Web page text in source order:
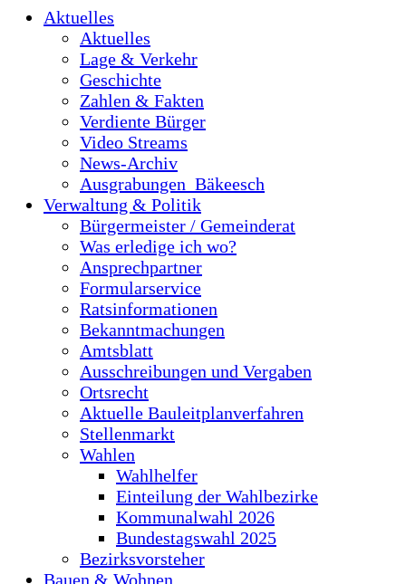
Aktuelles
Aktuelles
Lage & Verkehr
Geschichte
Zahlen & Fakten
Verdiente Bürger
Video Streams
News-Archiv
Ausgrabungen_Bäkeesch
Verwaltung & Politik
Bürgermeister / Gemeinderat
Was erledige ich wo?
Ansprechpartner
Formularservice
Ratsinformationen
Bekanntmachungen
Amtsblatt
Ausschreibungen und Vergaben
Ortsrecht
Aktuelle Bauleitplanverfahren
Stellenmarkt
Wahlen
Wahlhelfer
Einteilung der Wahlbezirke
Kommunalwahl 2026
Bundestagswahl 2025
Bezirksvorsteher
Bauen & Wohnen